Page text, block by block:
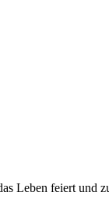
Leben feiert und